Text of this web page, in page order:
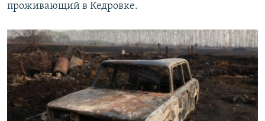
проживающий в Кедровке.